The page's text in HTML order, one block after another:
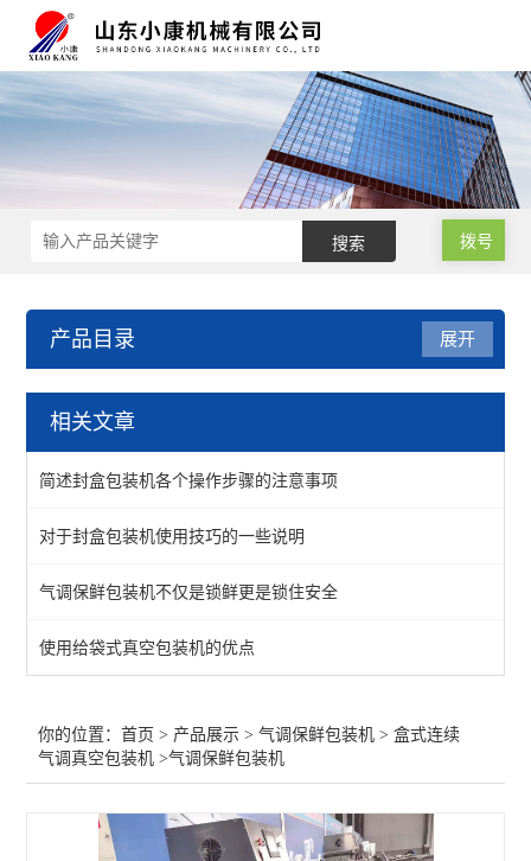
拨号
产品目录
气调保鲜包装机
展开
相关文章
简述封盒包装机各个操作步骤的注意事项
对于封盒包装机使用技巧的一些说明
气调保鲜包装机不仅是锁鲜更是锁住安全
使用给袋式真空包装机的优点
你的位置：首页 > 产品展示 >气调保鲜包装机 >盒式连续
气调真空包装机 >气调保鲜包装机